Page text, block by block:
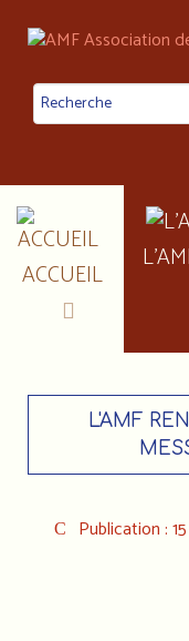
ACCUEIL
L'AMF
Publication :